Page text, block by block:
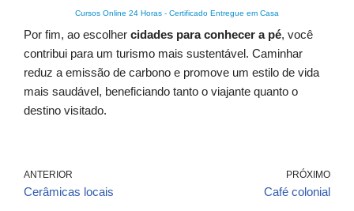
Cursos Online 24 Horas - Certificado Entregue em Casa
Por fim, ao escolher cidades para conhecer a pé, você
contribui para um turismo mais sustentável. Caminhar
reduz a emissão de carbono e promove um estilo de vida
mais saudável, beneficiando tanto o viajante quanto o
destino visitado.
ANTERIOR
Cerâmicas locais
PRÓXIMO
Café colonial